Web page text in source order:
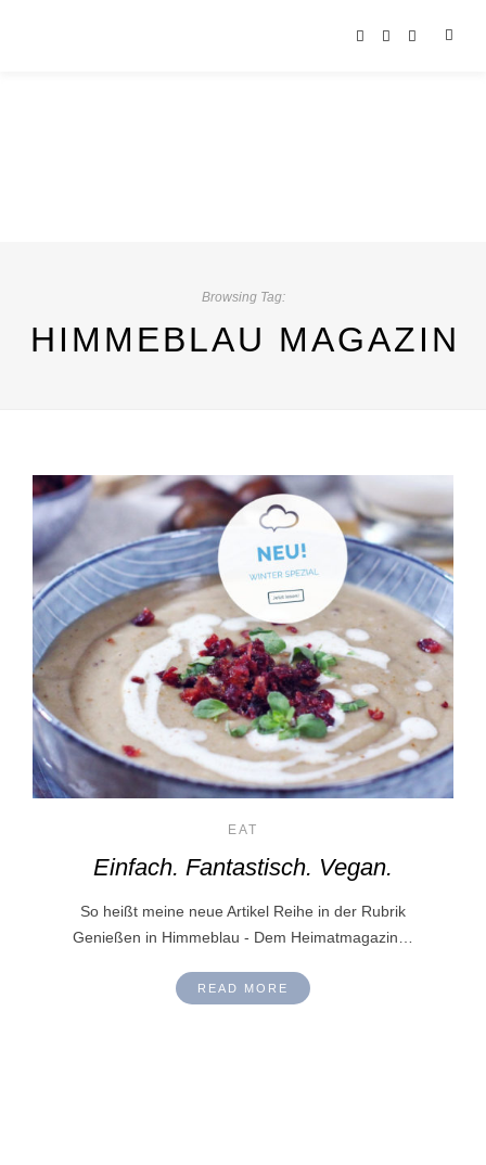
Browsing Tag:
HIMMEBLAU MAGAZIN
EAT
Einfach. Fantastisch. Vegan.
So heißt meine neue Artikel Reihe in der Rubrik
Genießen in Himmeblau - Dem Heimatmagazin…
READ MORE